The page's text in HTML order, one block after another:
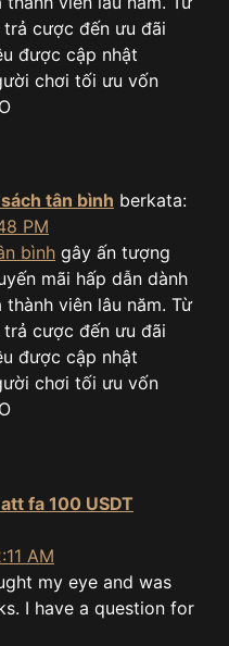
cược đến ưu đãi
được cập nhật
chơi tối ưu vốn
tân bình berkata:
PM
bình gây ấn tượng
mãi hấp dẫn dành
viên lâu năm. Từ
cược đến ưu đãi
được cập nhật
chơi tối ưu vốn
fa 100 USDT
AM
my eye and was
I have a question for